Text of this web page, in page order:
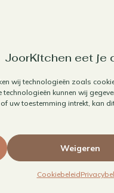
JoorKitchen eet je
wij technologieën zoals
kunnen wij
uw toestemming intrekt, kan
Weigeren
Cookiebeleid